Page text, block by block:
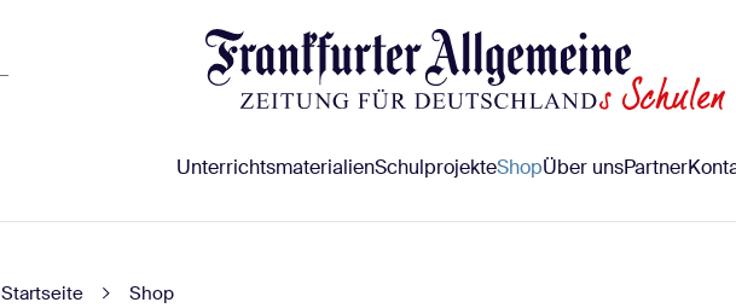
UnterrichtsmaterialienSchulprojekteShopÜber unsPartner
Startseite Shop